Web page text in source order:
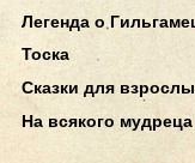
Легенда о
Тоска
Сказки для
На всякого